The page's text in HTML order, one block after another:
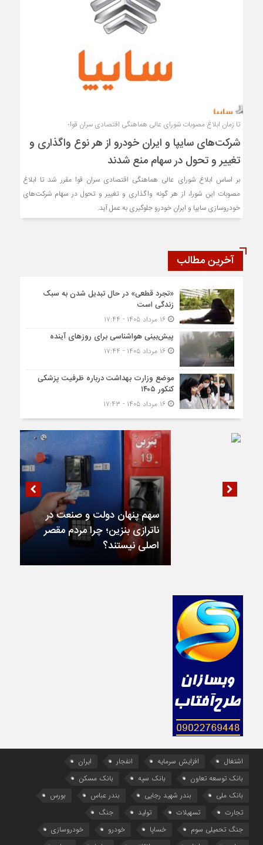
تا زمان ابلاغ مصوبات شورای عالی هماهنگی اقتصادی سران قوا؛
شرکت‌های سایپا و ایران خودرو از هر نوع واگذاری و
تغییر و تحول در سهام منع شدند
بر اساس ابلاغ شورای عالی هماهنگی اقتصادی سران قوا مقرر شد تا ابلاغ
مصوبات این شورا، از هر گونه واگذاری و تغییر و تحول در سهام شرکت‌های
خودروسازی سایپا و ایران خودرو جلوگیری به عمل آید.
آخرین مطالب
«تجرد قطعی» در حال تبدیل شدن به سبک
زندگی است
۱۶ مرداد ۱۴۰۵ - ۱۷:۴۴
پیش‌بینی هواشناسی برای روزهای آینده
۱۶ مرداد ۱۴۰۵ - ۱۷:۴۴
موضع وزارت بهداشت درباره ظرفیت پزشکی
کنکور ۱۴۰۵
۱۶ مرداد ۱۴۰۵ - ۱۷:۴۳
سهم پنهان دولت و صنعت در
ناترازی بنزین؛ چرا مردم مقصر
اصلی نیستند؟
اشتغال افزایش سرمایه انفجار
ایران
بانک توسعه تعاون
بانک سپه
بانک مسکن
بانک ملی
بندر شهید رجایی بندر عباس
بورس
تجارت
تسهیلات تولید
جنگ
جنگ تحمیلی سوم
خساپا خودرو
خودروسازی